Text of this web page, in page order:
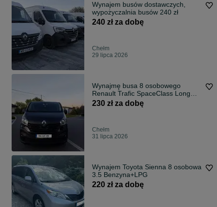
Wynajem busów dostawczych,
wypożyczalnia busów 240 zł
240 zł za dobę
Chełm
29 lipca 2026
Wynajmę busa 8 osobowego
Renault Trafic SpaceClass Long
Passenger,
230 zł za dobę
Chełm
31 lipca 2026
Wynajem Toyota Sienna 8 osobowa
3.5 Benzyna+LPG
220 zł za dobę